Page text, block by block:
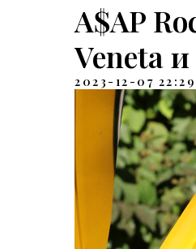
A$AP
Veneta
2023-12-07 22:29